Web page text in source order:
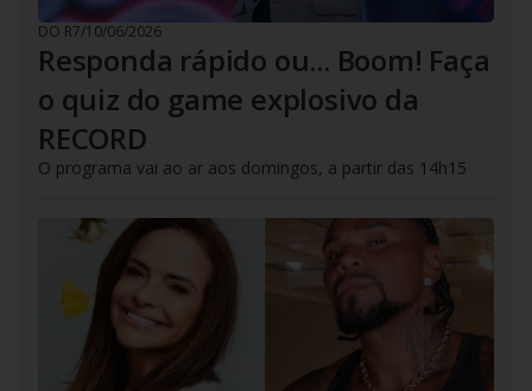
DO R7/10/06/2026
Responda rápido ou... Boom! Faça
o quiz do game explosivo da
RECORD
O programa vai ao ar aos domingos, a partir das 14h15